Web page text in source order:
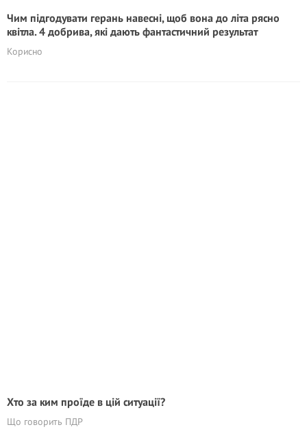
Чим підгодувати герань навесні, щоб вона до літа рясно
квітла. 4 добрива, які дають фантастичний результат
Корисно
Хто за ким проїде в цій ситуації?
Що говорить ПДР